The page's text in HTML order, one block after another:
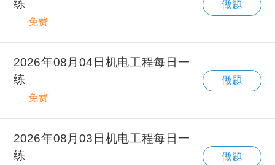
练
免费
做题
2026年08月04日机电工程每日一
练
免费
做题
2026年08月03日机电工程每日一
练
做题